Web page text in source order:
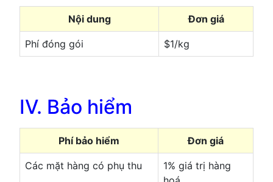
Nội dung Đơn giá
Phí đóng gói $1/kg
IV. Bảo hiểm
Phí bảo hiểm Đơn giá
Các mặt hàng có phụ thu
1% giá trị hàng